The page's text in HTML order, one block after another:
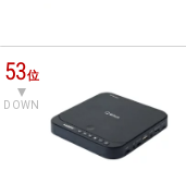
53位
DOWN